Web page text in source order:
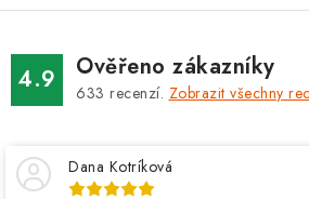
4.9 Ověřeno zákazníky
633 recenzí. Zobrazit všechny
Dana Kotríková